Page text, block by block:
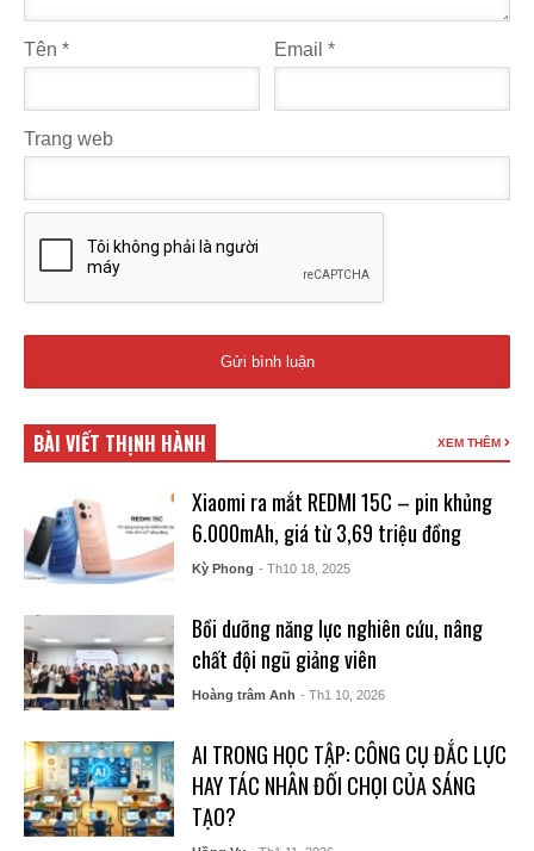
Tên * Email*
Trang web
BÀI VIẾT THỊNH HÀNH XEM THÊM
Xiaomi ra mắt REDMI 15C – pin khủng
6.000mAh, giá từ 3,69 triệu đồng
Kỳ Phong - Th10 18, 2025
Bồi dưỡng năng lực nghiên cứu, nâng
chất đội ngũ giảng viên
Hoàng trâm Anh - Th1 10, 2026
AI TRONG HỌC TẬP: CÔNG CỤ ĐẮC LỰC
HAY TÁC NHÂN ĐỐI CHỌI CỦA SÁNG
TẠO?